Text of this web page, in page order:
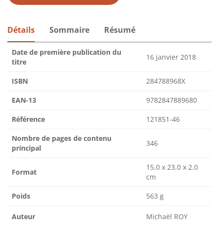
Détails Sommaire Résumé
Date de première publication du
titre
16 janvier 2018
ISBN 284788968X
EAN-13 9782847889680
Référence 121851-46
Nombre de pages de contenu
principal
346
Format
15.0 x 23.0 x 2.0
cm
Poids 563 g
Auteur Michaël ROY